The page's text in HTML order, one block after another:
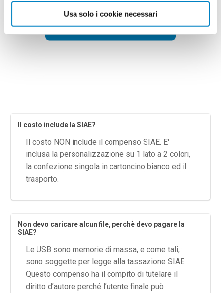
Usa solo i cookie necessari
Preventivo & Bozza
Il costo include la SIAE?
Il costo NON include il compenso SIAE. E'
inclusa la personalizzazione su 1 lato a 2 colori,
la confezione singola in cartoncino bianco ed il
trasporto.
Non devo caricare alcun file, perchè devo pagare la
SIAE?
Le USB sono memorie di massa, e come tali,
sono soggette per legge alla tassazione SIAE.
Questo compenso ha il compito di tutelare il
diritto d’autore perché l’utente finale può